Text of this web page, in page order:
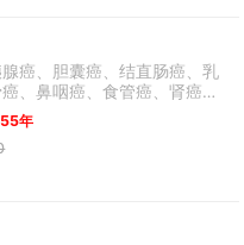
癌、胆囊癌、结直肠癌、乳
、鼻咽癌、食管癌、肾癌、
癌、口腔癌、脑胶质瘤、子
等癌症、肿瘤疾病。
55年